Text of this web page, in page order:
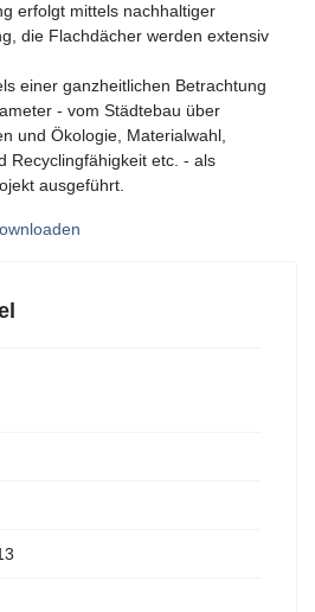
erfolgt mittels nachhaltiger
die Flachdächer werden extensiv
einer ganzheitlichen Betrachtung
- vom Städtebau über
und Ökologie, Materialwahl,
Recyclingfähigkeit etc. - als
ausgeführt.